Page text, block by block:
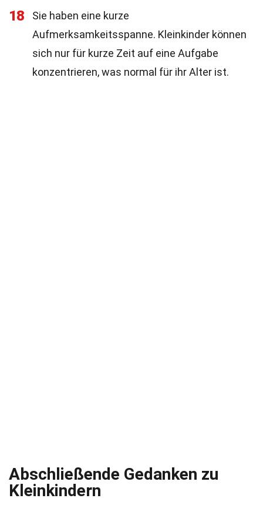
18
Sie haben eine kurze
Aufmerksamkeitsspanne. Kleinkinder können
sich nur für kurze Zeit auf eine Aufgabe
konzentrieren, was normal für ihr Alter ist.
Abschließende Gedanken zu
Kleinkindern